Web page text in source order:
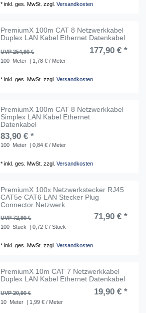
*inkl. ges. MwSt. zzgl.Versandkosten
PremiumX 100m CAT 8 Netzwerkkabel
Duplex LAN Kabel Ethernet Datenkabel
UVP 254,90 € 177,90 € *
100 Meter | 1,78 € / Meter
*inkl. ges. MwSt. zzgl.Versandkosten
PremiumX 100m CAT 8 Netzwerkkabel
Simplex LAN Kabel Ethernet
Datenkabel
83,90 € *
100 Meter | 0,84 € / Meter
*inkl. ges. MwSt. zzgl.Versandkosten
PremiumX 100x Netzwerkstecker RJ45
CAT5e CAT6 LAN Stecker Plug
Connector Netzwerk
UVP 72,90 € 71,90 € *
100 Stück | 0,72 € / Stück
*inkl. ges. MwSt. zzgl.Versandkosten
PremiumX 10m CAT 7 Netzwerkkabel
Duplex LAN Kabel Ethernet Datenkabel
UVP 20,90 € 19,90 € *
10 Meter | 1,99 € / Meter